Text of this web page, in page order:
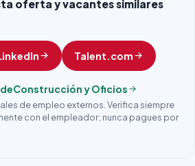
oferta y vacantes similares
Talent.com
Construcción y Oficios
de empleo externos. Verifica siempre
con el empleador; nunca pagues por